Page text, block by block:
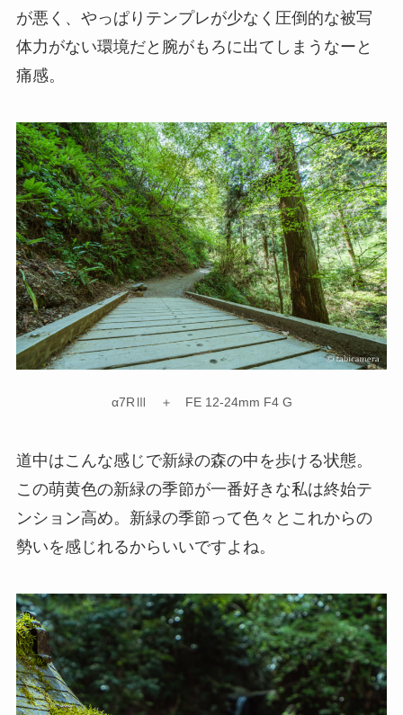
が悪く、やっぱりテンプレが少なく圧倒的な被写
体力がない環境だと腕がもろに出てしまうなーと
痛感。
α7RⅢ ＋ FE 12-24mm F4 G
道中はこんな感じで新緑の森の中を歩ける状態。
この萌黄色の新緑の季節が一番好きな私は終始テ
ンション高め。新緑の季節って色々とこれからの
勢いを感じれるからいいですよね。